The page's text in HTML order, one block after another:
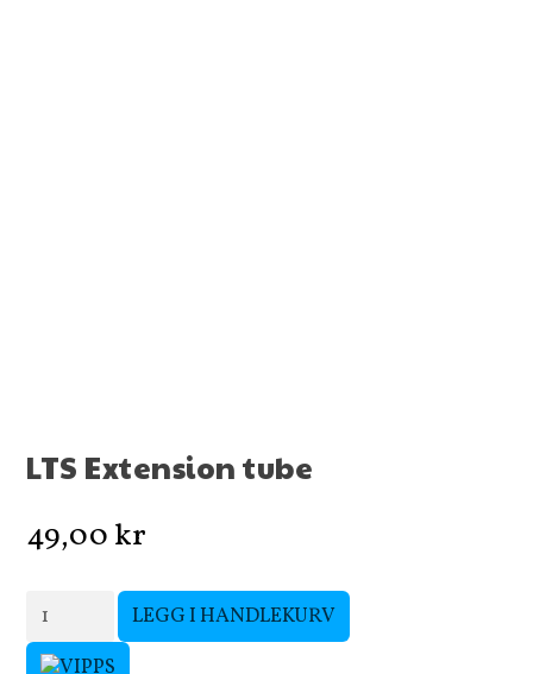
LTS Extension tube
49,00kr
Extension
tube
LEGG I HANDLEKURV